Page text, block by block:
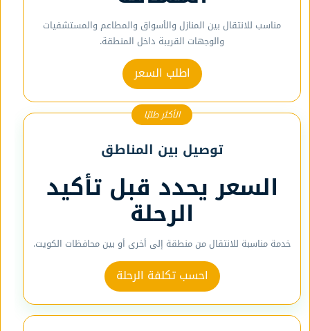
مناسب للانتقال بين المنازل والأسواق والمطاعم والمستشفيات
والوجهات القريبة داخل المنطقة.
اطلب السعر
الأكثر طلبًا
توصيل بين المناطق
السعر يحدد قبل تأكيد
الرحلة
خدمة مناسبة للانتقال من منطقة إلى أخرى أو بين محافظات الكويت.
احسب تكلفة الرحلة